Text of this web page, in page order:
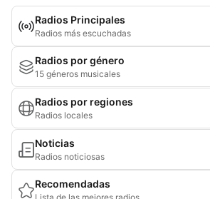
Radios Principales
Radios más escuchadas
Radios por género
15 géneros musicales
Radios por regiones
Radios locales
Noticias
Radios noticiosas
Recomendadas